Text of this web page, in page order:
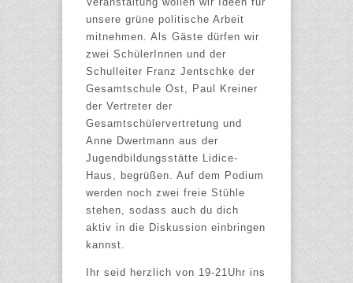
unsere grüne politische Arbeit
mitnehmen. Als Gäste dürfen wir
zwei SchülerInnen und der
Schulleiter Franz Jentschke der
Gesamtschule Ost, Paul Kreiner
der Vertreter der
Gesamtschülervertretung und
Anne Dwertmann aus der
Jugendbildungsstätte Lidice-
Haus, begrüßen. Auf dem Podium
werden noch zwei freie Stühle
stehen, sodass auch du dich
aktiv in die Diskussion einbringen
kannst.
Ihr seid herzlich von 19-21Uhr ins